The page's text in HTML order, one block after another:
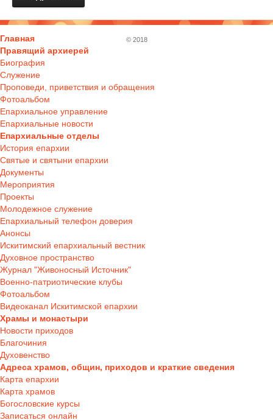
Главная
Правящий архиерей
Биография
Служение
Проповеди, приветствия и обращения
Фотоальбом
Епархиальное управление
Епархиальные новости
Епархиальные отделы
История епархии
Святые и святыни епархии
Документы
Мероприятия
Проекты
Молодежное служение
Епархиальный телефон доверия
Анонсы
Искитимский епархиальный вестник
Духовное пространство
Журнал "Живоносный Источник"
Военно-патриотические клубы
Фотоальбом
Видеоканал Искитимской епархии
Храмы и монастыри
Новости приходов
Благочиния
Духовенство
Адреса храмов, общин, приходов и краткие сведения
Карта епархии
Карта храмов
Богословские курсы
Записаться онлайн
© 2018